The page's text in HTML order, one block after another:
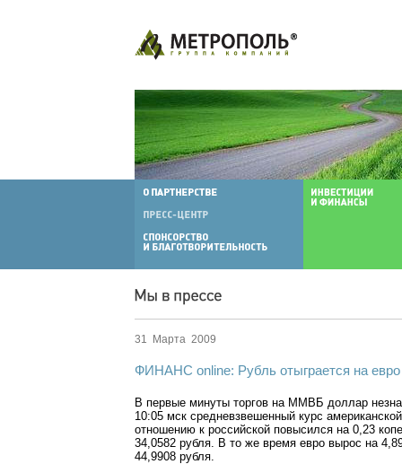
31 Марта 2009
ФИНАНС online: Рубль отыграется на евро
В первые минуты торгов на ММВБ доллар
10:05 мск средневзвешенный курс
отношению к российской повысился на 0,23
34,0582 рубля. В то же время евро вырос на
44,9908 рубля.